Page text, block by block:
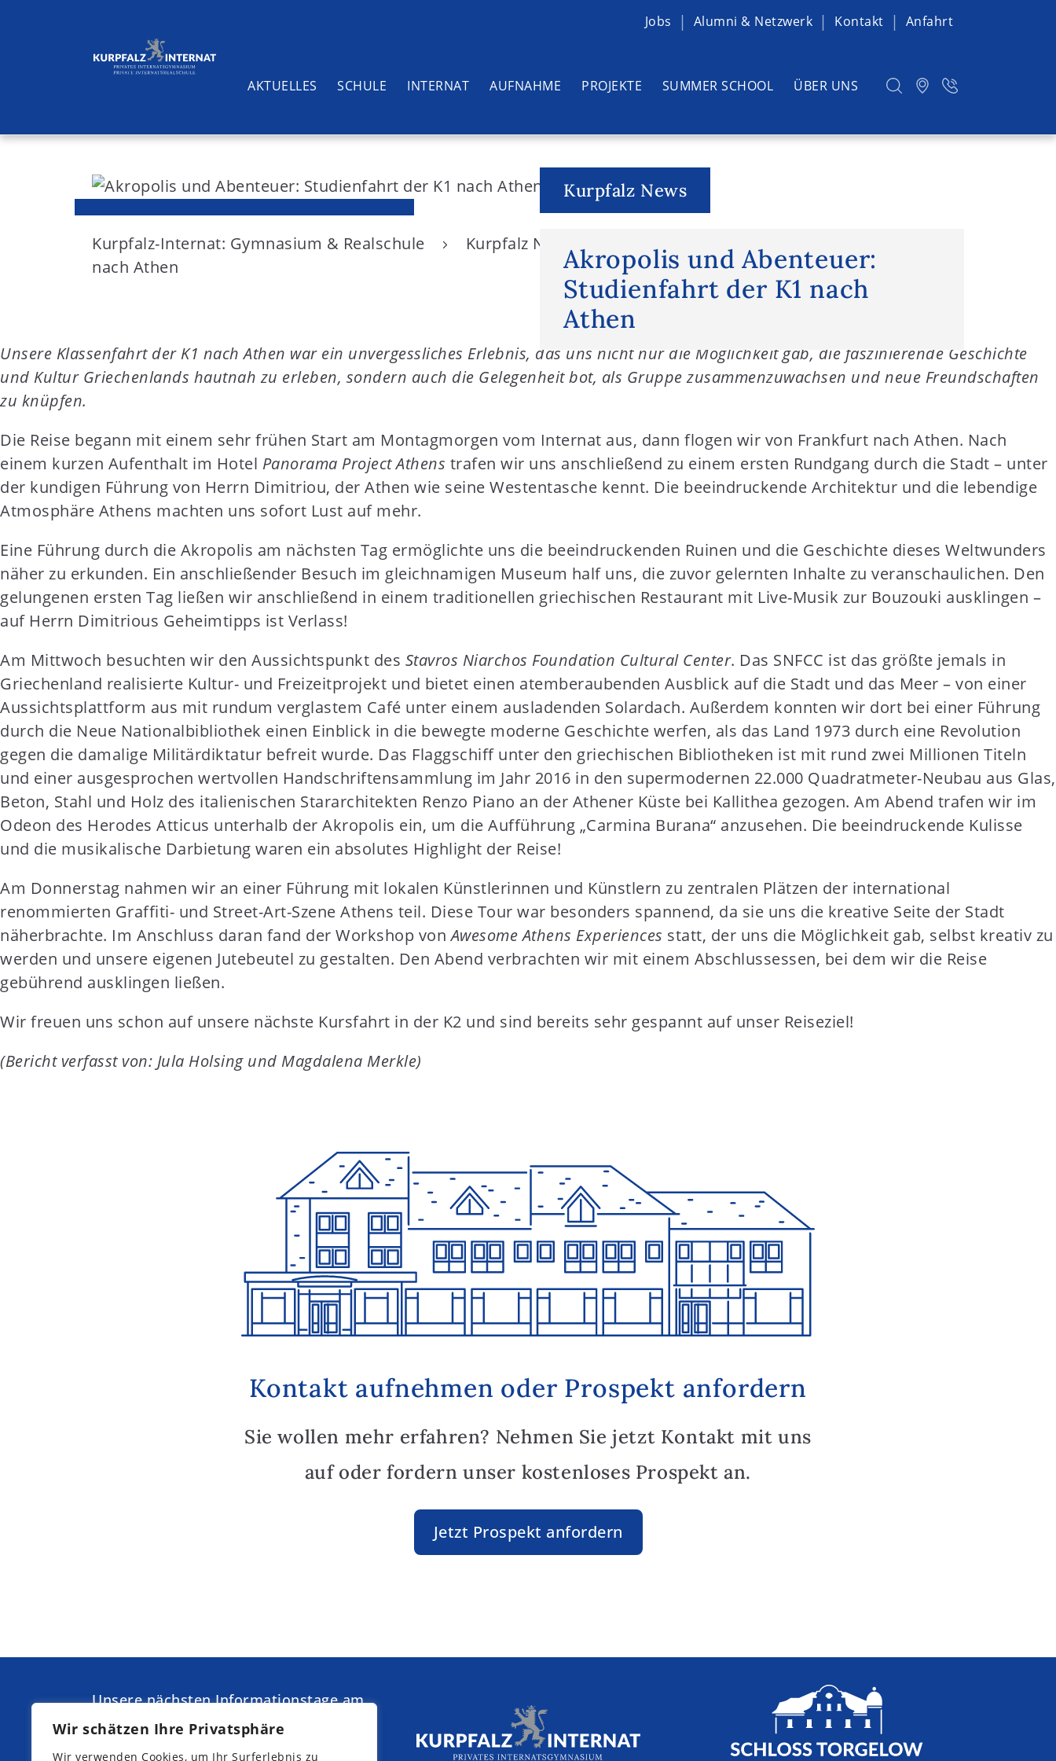
Wir schätzen Ihre Privatsphäre
Wir verwenden Cookies, um Ihr Surferlebnis zu
S
t
e
n
Jobs Alumni & Netzwerk Kontakt Anfahrt
AKTUELLES SCHULE INTERNAT AUFNAHME PROJEKTE SUMMER SCHOOL ÜBER UNS
Suchen
Kurpfalz News
Akropolis und Abenteuer:
Studienfahrt der K1 nach
Athen
Kurpfalz-Internat: Gymnasium & Realschule Kurpfalz News
Akropolis und Abenteuer: Studienfahrt der K1
nach Athen
Unsere Klassenfahrt der K1 nach Athen war ein unvergessliches Erlebnis, das uns nicht nur die Möglichkeit gab, die faszinierende Geschichte
und Kultur Griechenlands hautnah zu erleben, sondern auch die Gelegenheit bot, als Gruppe zusammenzuwachsen und neue Freundschaften
zu knüpfen.
Die Reise begann mit einem sehr frühen Start am Montagmorgen vom Internat aus, dann flogen wir von Frankfurt nach Athen. Nach
einem kurzen Aufenthalt im Hotel Panorama Project Athens trafen wir uns anschließend zu einem ersten Rundgang durch die Stadt – unter
der kundigen Führung von Herrn Dimitriou, der Athen wie seine Westentasche kennt. Die beeindruckende Architektur und die lebendige
Atmosphäre Athens machten uns sofort Lust auf mehr.
Eine Führung durch die Akropolis am nächsten Tag ermöglichte uns die beeindruckenden Ruinen und die Geschichte dieses Weltwunders
näher zu erkunden. Ein anschließender Besuch im gleichnamigen Museum half uns, die zuvor gelernten Inhalte zu veranschaulichen. Den
gelungenen ersten Tag ließen wir anschließend in einem traditionellen griechischen Restaurant mit Live-Musik zur Bouzouki ausklingen –
auf Herrn Dimitrious Geheimtipps ist Verlass!
Am Mittwoch besuchten wir den Aussichtspunkt des Stavros Niarchos Foundation Cultural Center. Das SNFCC ist das größte jemals in
Griechenland realisierte Kultur- und Freizeitprojekt und bietet einen atemberaubenden Ausblick auf die Stadt und das Meer – von einer
Aussichtsplattform aus mit rundum verglastem Café unter einem ausladenden Solardach. Außerdem konnten wir dort bei einer Führung
durch die Neue Nationalbibliothek einen Einblick in die bewegte moderne Geschichte werfen, als das Land 1973 durch eine Revolution
gegen die damalige Militärdiktatur befreit wurde. Das Flaggschiff unter den griechischen Bibliotheken ist mit rund zwei Millionen Titeln
und einer ausgesprochen wertvollen Handschriftensammlung im Jahr 2016 in den supermodernen 22.000 Quadratmeter-Neubau aus Glas,
Beton, Stahl und Holz des italienischen Stararchitekten Renzo Piano an der Athener Küste bei Kallithea gezogen. Am Abend trafen wir im
Odeon des Herodes Atticus unterhalb der Akropolis ein, um die Aufführung „Carmina Burana“ anzusehen. Die beeindruckende Kulisse
und die musikalische Darbietung waren ein absolutes Highlight der Reise!
Am Donnerstag nahmen wir an einer Führung mit lokalen Künstlerinnen und Künstlern zu zentralen Plätzen der international
renommierten Graffiti- und Street-Art-Szene Athens teil. Diese Tour war besonders spannend, da sie uns die kreative Seite der Stadt
näherbrachte. Im Anschluss daran fand der Workshop vonAwesome Athens Experiences statt, der uns die Möglichkeit gab, selbst kreativ zu
werden und unsere eigenen Jutebeutel zu gestalten. Den Abend verbrachten wir mit einem Abschlussessen, bei dem wir die Reise
gebührend ausklingen ließen.
Wir freuen uns schon auf unsere nächste Kursfahrt in der K2 und sind bereits sehr gespannt auf unser Reiseziel!
(Bericht verfasst von: Jula Holsing und Magdalena Merkle)
Kontakt aufnehmen oder Prospekt anfordern
Sie wollen mehr erfahren? Nehmen Sie jetzt Kontakt mit uns
auf oder fordern unser kostenloses Prospekt an.
Jetzt Prospekt anfordern
Unsere nächsten Informationstage am